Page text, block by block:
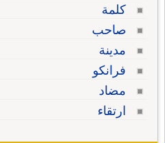
كلمة
صاحب
مدينة
فرانكو
مضاد
ارتقاء